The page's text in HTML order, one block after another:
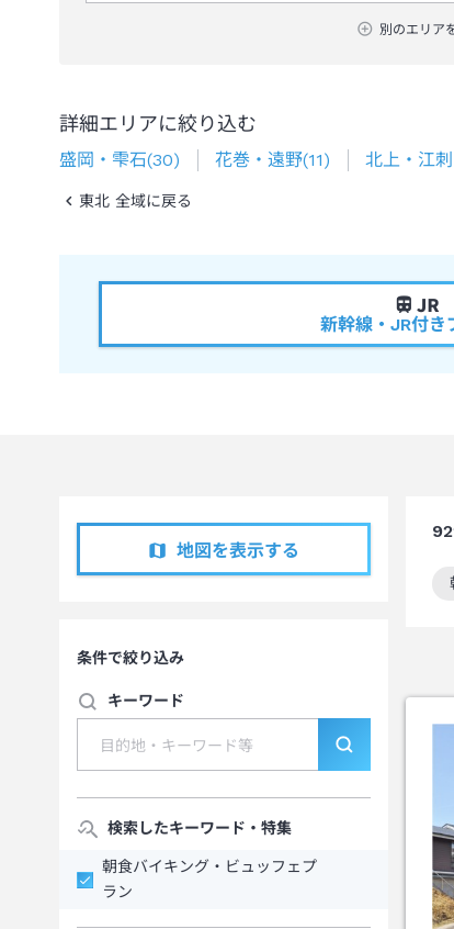
別のエリア
詳細エリアに絞り込む
盛岡・雫石(30) 花巻・遠野(11) 北上・江
東北 全域に戻る
新幹線・JR付き
地図を表示する
条件で絞り込み
キーワード
検索したキーワード・特集
朝食バイキング・ビュッフェプ
ラン
92